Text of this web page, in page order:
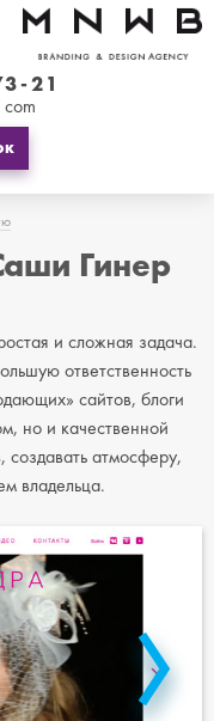
21
Гинер
и сложная задача.
ответственность
сайтов, блоги
но и качественной
создавать атмосферу,
владельца.